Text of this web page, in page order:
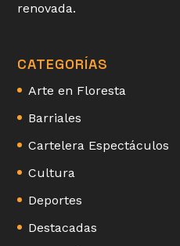
renovada.
CATEGORÍAS
Arte en Floresta
Barriales
Cartelera Espectáculos
Cultura
Deportes
Destacadas